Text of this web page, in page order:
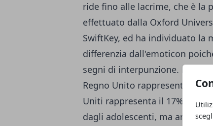
ride fino alle lacrime, che è la
effettuato dalla Oxford
SwiftKey, ed ha individuato la
differenzia dall'emoticon
segni di interpunzione. La
Regno Unito rappresenta il
Uniti rappresenta il 17%. Tra
dagli adolescenti, ma anche